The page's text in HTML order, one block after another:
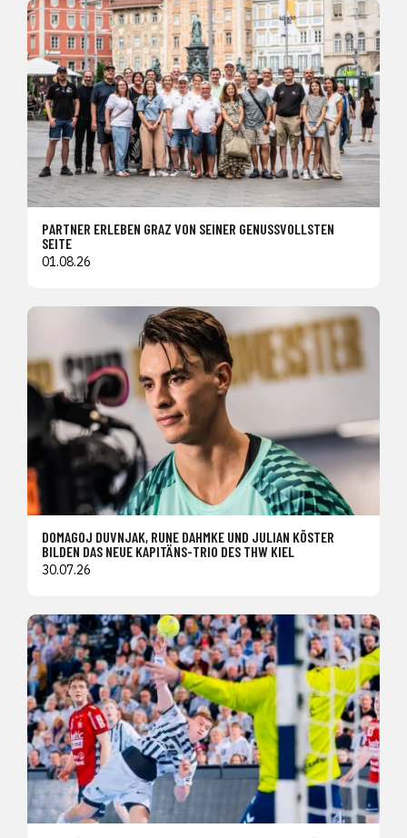
PARTNER ERLEBEN GRAZ VON SEINER GENUSSVOLLSTEN
SEITE
01.08.26
DOMAGOJ DUVNJAK, RUNE DAHMKE UND JULIAN KÖSTER
BILDEN DAS NEUE KAPITÄNS-TRIO DES THW KIEL
30.07.26